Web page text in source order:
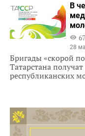
В
28
Бригады «скорой
Татарстана
республиканских